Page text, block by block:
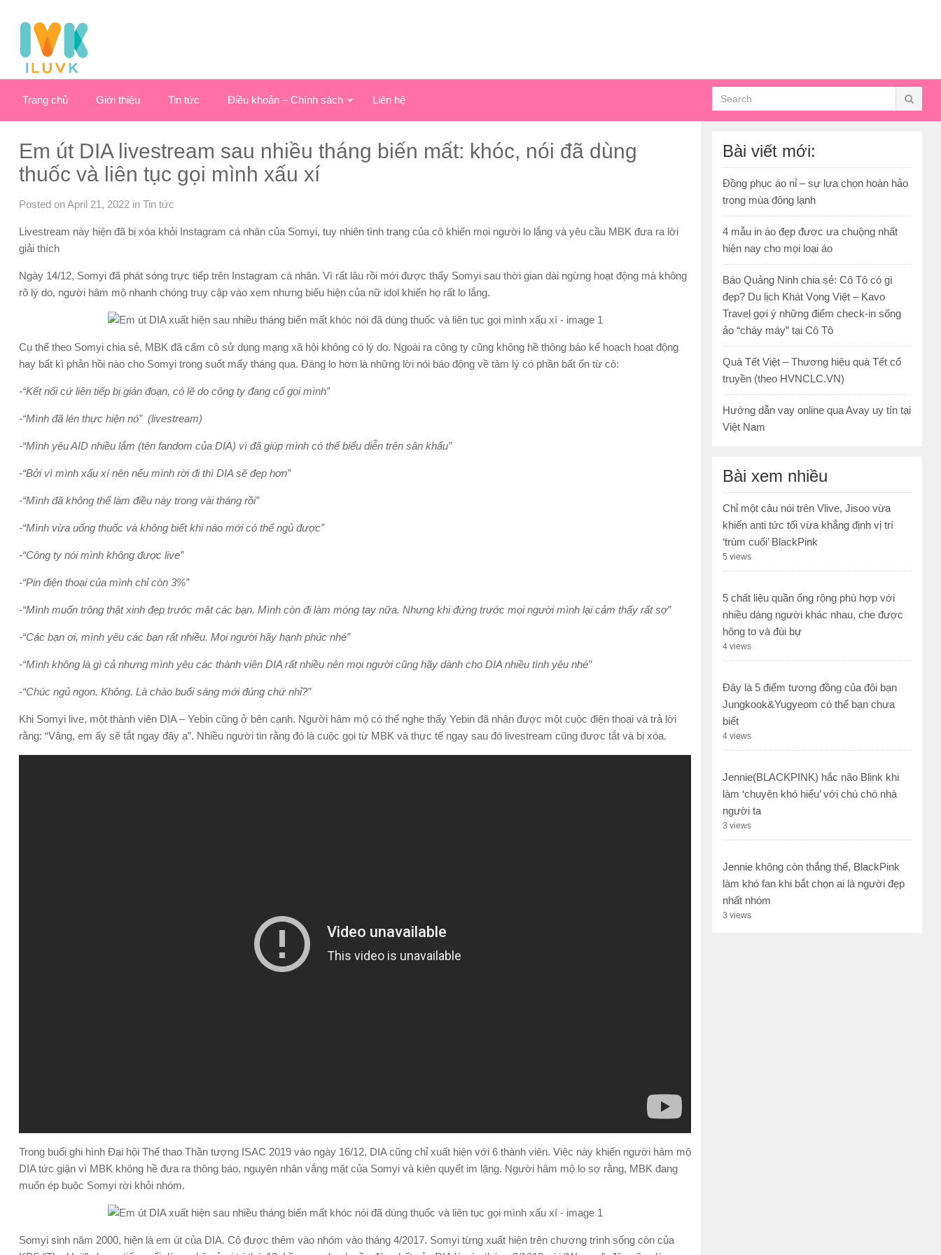
Trang chủ Giới thiệu Tin tức Điều khoản – Chính sách Liên hệ
Em út DIA livestream sau nhiều tháng biến mất: khóc, nói đã dùng
thuốc và liên tục gọi mình xấu xí
Posted on April 21, 2022 in Tin tức
Livestream này hiện đã bị xóa khỏi Instagram cá nhân của Somyi, tuy nhiên tình trạng của cô khiến mọi người lo lắng và yêu cầu MBK đưa ra lời
giải thích
Ngày 14/12, Somyi đã phát sóng trực tiếp trên Instagram cá nhân. Vì rất lâu rồi mới được thấy Somyi sau thời gian dài ngừng hoạt động mà không
rõ lý do, người hâm mộ nhanh chóng truy cập vào xem nhưng biểu hiện của nữ idol khiến họ rất lo lắng.
Cụ thể theo Somyi chia sẻ, MBK đã cấm cô sử dụng mạng xã hội không có lý do. Ngoài ra công ty cũng không hề thông báo kế hoạch hoạt động
hay bất kì phản hồi nào cho Somyi trong suốt mấy tháng qua. Đáng lo hơn là những lời nói báo động về tâm lý có phần bất ổn từ cô:
-“Kết nối cứ liên tiếp bị gián đoạn, có lẽ do công ty đang cố gọi mình”
-“Mình đã lén thực hiện nó” (livestream)
-“Mình yêu AID nhiều lắm (tên fandom của DIA) vì đã giúp mình có thể biểu diễn trên sân khấu”
-“Bởi vì mình xấu xí nên nếu mình rời đi thì DIA sẽ đẹp hơn”
-“Mình đã không thể làm điều này trong vài tháng rồi”
-“Mình vừa uống thuốc và không biết khi nào mới có thể ngủ được”
-“Công ty nói mình không được live”
-“Pin điện thoại của mình chỉ còn 3%”
-“Mình muốn trông thật xinh đẹp trước mặt các bạn. Mình còn đi làm móng tay nữa. Nhưng khi đứng trước mọi người mình lại cảm thấy rất sợ”
-“Các bạn ơi, mình yêu các bạn rất nhiều. Mọi người hãy hạnh phúc nhé”
-“Mình không là gì cả nhưng mình yêu các thành viên DIA rất nhiều nên mọi người cũng hãy dành cho DIA nhiều tình yêu nhé”
-“Chúc ngủ ngon. Không. Là chào buổi sáng mới đúng chứ nhỉ?”
Khi Somyi live, một thành viên DIA – Yebin cũng ở bên cạnh. Người hâm mộ có thể nghe thấy Yebin đã nhận được một cuộc điện thoại và trả lời
rằng: “Vâng, em ấy sẽ tắt ngay đây ạ”. Nhiều người tin rằng đó là cuộc gọi từ MBK và thực tế ngay sau đó livestream cũng được tắt và bị xóa.
Trong buổi ghi hình Đại hội Thể thao Thần tượng ISAC 2019 vào ngày 16/12, DIA cũng chỉ xuất hiện với 6 thành viên. Việc này khiến người hâm mộ
DIA tức giận vì MBK không hề đưa ra thông báo, nguyên nhân vắng mặt của Somyi và kiên quyết im lặng. Người hâm mộ lo sợ rằng, MBK đang
muốn ép buộc Somyi rời khỏi nhóm.
Somyi sinh năm 2000, hiện là em út của DIA. Cô được thêm vào nhóm vào tháng 4/2017. Somyi từng xuất hiện trên chương trình sống còn của
Bài viết mới:
Đồng phục áo nỉ – sự lựa chọn hoàn hảo
trong mùa đông lạnh
4 mẫu in áo đẹp được ưa chuộng nhất
hiện nay cho mọi loại áo
Báo Quảng Ninh chia sẻ: Cô Tô có gì
đẹp? Du lịch Khát Vọng Việt – Kavo
Travel gợi ý những điểm check-in sống
ảo “cháy máy” tại Cô Tô
Quà Tết Việt – Thương hiệu quà Tết cổ
truyền (theo HVNCLC.VN)
Hướng dẫn vay online qua Avay uy tín tại
Việt Nam
Bài xem nhiều
Chỉ một câu nói trên Vlive, Jisoo vừa
khiến anti tức tối vừa khẳng định vị trí
‘trùm cuối’ BlackPink
5 views
5 chất liệu quần ống rộng phù hợp với
nhiều dáng người khác nhau, che được
hông to và đùi bự
4 views
Đây là 5 điểm tương đồng của đôi bạn
Jungkook&Yugyeom có thể bạn chưa
biết
4 views
Jennie(BLACKPINK) hắc não Blink khi
làm ‘chuyện khó hiểu’ với chú chó nhà
người ta
3 views
Jennie không còn thắng thế, BlackPink
làm khó fan khi bắt chọn ai là người đẹp
nhất nhóm
3 views